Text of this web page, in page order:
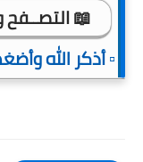
📖 التصــفح
▫️ أذكر الله